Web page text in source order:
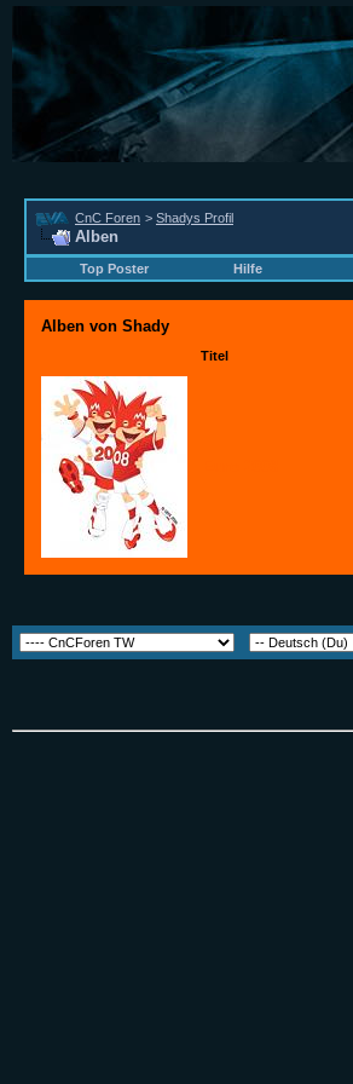
CnC Foren > Shadys Profil
Alben
Top Poster
Hilfe
Alben von Shady
Titel